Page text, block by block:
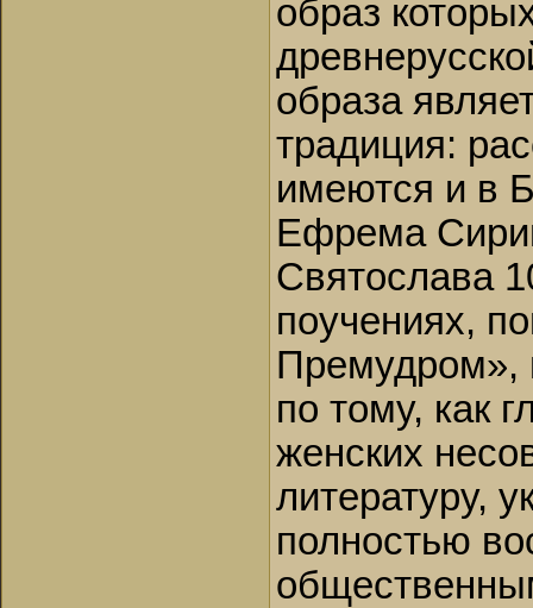
образ
образа
традиция:
имеются и в
Ефрема
Святослава
поучениях,
Премудром»,
по тому, как
женских
литературу,
полностью